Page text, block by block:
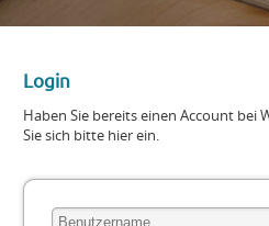
Login
Haben Sie bereits einen Account bei
Sie sich bitte hier ein.